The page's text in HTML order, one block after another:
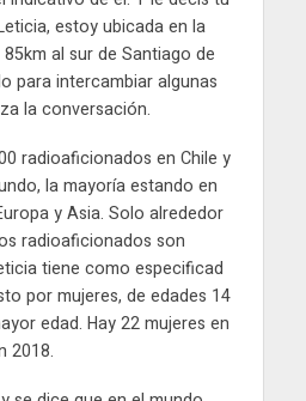
estoy ubicada en la
al sur de Santiago de
para intercambiar algunas
la conversación.
radioaficionados en Chile y
la mayoría estando en
y Asia. Solo alrededor
radioaficionados son
tiene como especificad
por mujeres, de edades 14
edad. Hay 22 mujeres en
2018.